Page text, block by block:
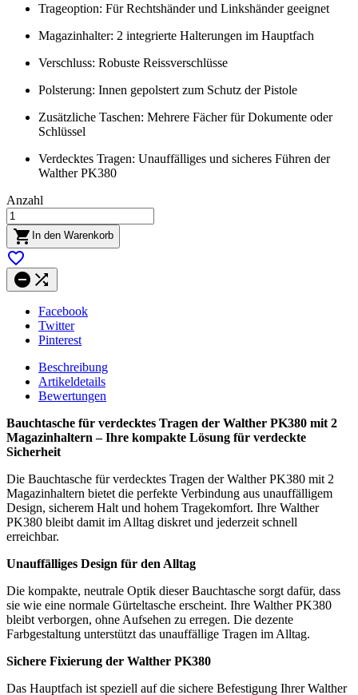
Trageoption: Für Rechtshänder und Linkshänder geeignet
Magazinhalter: 2 integrierte Halterungen im Hauptfach
Verschluss: Robuste Reissverschlüsse
Polsterung: Innen gepolstert zum Schutz der Pistole
Zusätzliche Taschen: Mehrere Fächer für Dokumente oder
Schlüssel
Verdecktes Tragen: Unauffälliges und sicheres Führen der
Walther PK380
Anzahl
 In den Warenkorb

 
Facebook
Twitter
Pinterest
Beschreibung
Artikeldetails
Bewertungen
Bauchtasche für verdecktes Tragen der Walther PK380 mit 2
Magazinhaltern – Ihre kompakte Lösung für verdeckte
Sicherheit
Die Bauchtasche für verdecktes Tragen der Walther PK380 mit 2
Magazinhaltern bietet die perfekte Verbindung aus unauffälligem
Design, sicherem Halt und hohem Tragekomfort. Ihre Walther
PK380 bleibt damit im Alltag diskret und jederzeit schnell
erreichbar.
Unauffälliges Design für den Alltag
Die kompakte, neutrale Optik dieser Bauchtasche sorgt dafür, dass
sie wie eine normale Gürteltasche erscheint. Ihre Walther PK380
bleibt verborgen, ohne Aufsehen zu erregen. Die dezente
Farbgestaltung unterstützt das unauffällige Tragen im Alltag.
Sichere Fixierung der Walther PK380
Das Hauptfach ist speziell auf die sichere Befestigung Ihrer Walther